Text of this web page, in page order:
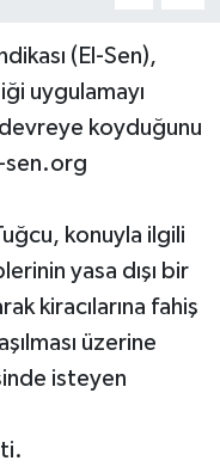
(El-Sen),
uygulamayı
koyduğunu
sen.org
konuyla ilgili
yasa dışı bir
kiracılarına fahiş
üzerine
isteyen